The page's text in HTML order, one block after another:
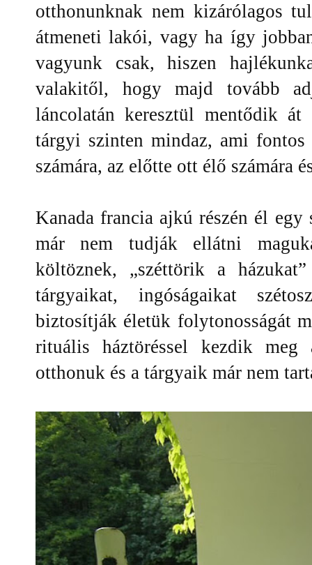
otthonunknak nem kizárólagos
átmeneti lakói, vagy ha így
vagyunk csak, hiszen
valakitől, hogy majd tovább
láncolatán keresztül mentődik
tárgyi szinten mindaz, ami
számára, az előtte ott élő számára
Kanada francia ajkú részén él
már nem tudják ellátni
költöznek, „széttörik a
tárgyaikat, ingóságaikat
biztosítják életük folytonosságát
rituális háztöréssel kezdik
otthonuk és a tárgyaik már nem